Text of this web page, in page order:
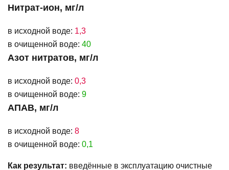
Нитрат-ион, мг/л
в исходной воде: 1,3
в очищенной воде: 40
Азот нитратов, мг/л
в исходной воде: 0,3
в очищенной воде: 9
АПАВ, мг/л
в исходной воде: 8
в очищенной воде: 0,1
Как результат: введённые в эксплуатацию очистные